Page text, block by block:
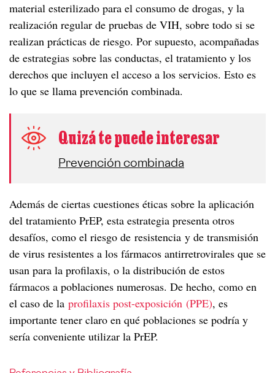
material esterilizado para el consumo de drogas, y la
realización regular de pruebas de VIH, sobre todo si se
realizan prácticas de riesgo. Por supuesto, acompañadas
de estrategias sobre las conductas, el tratamiento y los
derechos que incluyen el acceso a los servicios. Esto es
lo que se llama prevención combinada.
Quizá te puede interesar
Prevención combinada
Además de ciertas cuestiones éticas sobre la aplicación
del tratamiento PrEP, esta estrategia presenta otros
desafíos, como el riesgo de resistencia y de transmisión
de virus resistentes a los fármacos antirretrovirales que se
usan para la profilaxis, o la distribución de estos
fármacos a poblaciones numerosas. De hecho, como en
el caso de la profilaxis post-exposición (PPE), es
importante tener claro en qué poblaciones se podría y
sería conveniente utilizar la PrEP.